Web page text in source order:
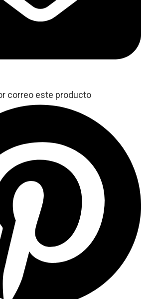
correo este producto